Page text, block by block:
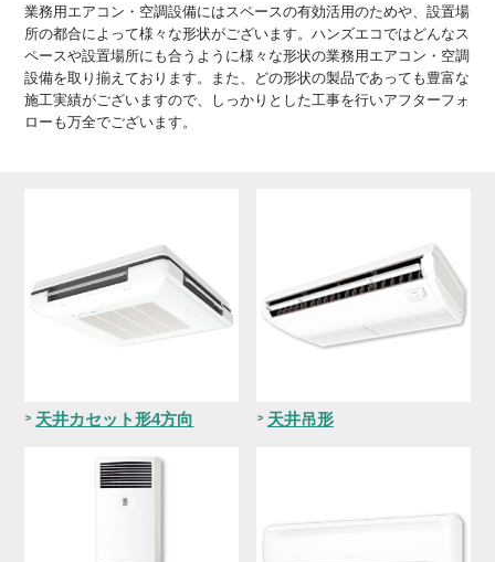
業務用エアコン・空調設備にはスペースの有効活用のためや、設置場
所の都合によって様々な形状がございます。ハンズエコではどんなス
ペースや設置場所にも合うように様々な形状の業務用エアコン・空調
設備を取り揃えております。また、どの形状の製品であっても豊富な
施工実績がございますので、しっかりとした工事を行いアフターフォ
ローも万全でございます。
天井カセット形4方向 天井吊形